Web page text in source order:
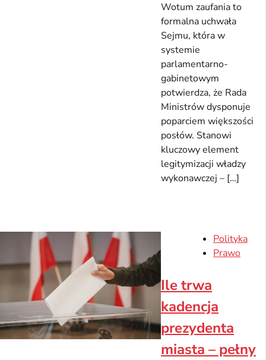
Wotum zaufania to
formalna uchwała
Sejmu, która w
systemie
parlamentarno-
gabinetowym
potwierdza, że Rada
Ministrów dysponuje
poparciem większości
posłów. Stanowi
kluczowy element
legitymizacji władzy
wykonawczej – […]
Polityka
Prawo
Ile trwa
kadencja
prezydenta
miasta – pełny